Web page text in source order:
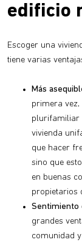
edificio
Escoger una
tiene varias
Más
primera vez,
plurifamiliar
vivienda
que hacer
sino que
en buenas
propietarios
Sentimiento
grandes
comunidad